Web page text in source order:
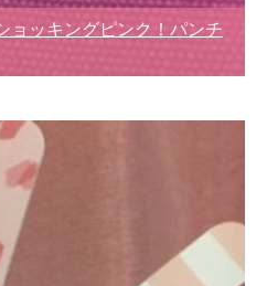
ョッキングピンク！パンチ